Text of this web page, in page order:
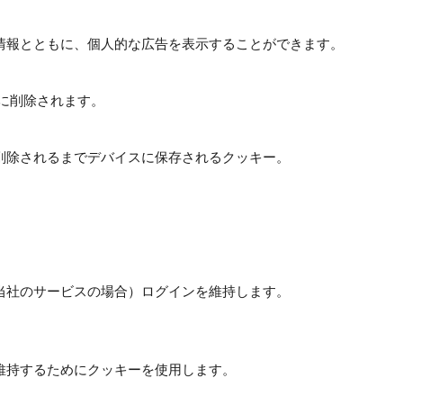
とともに、個人的な広告を表示することができます。
除されます。
されるまでデバイスに保存されるクッキー。
のサービスの場合）ログインを維持します。
するためにクッキーを使用します。